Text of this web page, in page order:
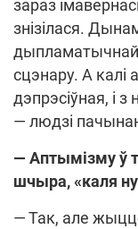
зараз
знізілася.
сцэнару. А калі
дэпрэсіўная, і
— людзі
— Аптымізму ў
шчыра, «каля
— Так, але